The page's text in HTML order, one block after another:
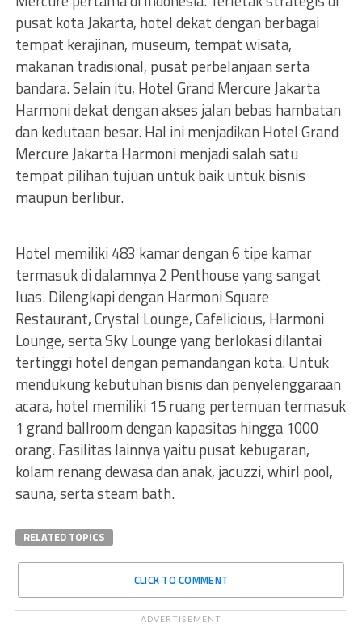
pusat kota Jakarta, hotel dekat dengan berbagai
tempat kerajinan, museum, tempat wisata,
makanan tradisional, pusat perbelanjaan serta
bandara. Selain itu, Hotel Grand Mercure Jakarta
Harmoni dekat dengan akses jalan bebas hambatan
dan kedutaan besar. Hal ini menjadikan Hotel Grand
Mercure Jakarta Harmoni menjadi salah satu
tempat pilihan tujuan untuk baik untuk bisnis
maupun berlibur.
Hotel memiliki 483 kamar dengan 6 tipe kamar
termasuk di dalamnya 2 Penthouse yang sangat
luas. Dilengkapi dengan Harmoni Square
Restaurant, Crystal Lounge, Cafelicious, Harmoni
Lounge, serta Sky Lounge yang berlokasi dilantai
tertinggi hotel dengan pemandangan kota. Untuk
mendukung kebutuhan bisnis dan penyelenggaraan
acara, hotel memiliki 15 ruang pertemuan termasuk
1 grand ballroom dengan kapasitas hingga 1000
orang. Fasilitas lainnya yaitu pusat kebugaran,
kolam renang dewasa dan anak, jacuzzi, whirl pool,
sauna, serta steam bath.
RELATED TOPICS
CLICK TO COMMENT
ADVERTISEMENT